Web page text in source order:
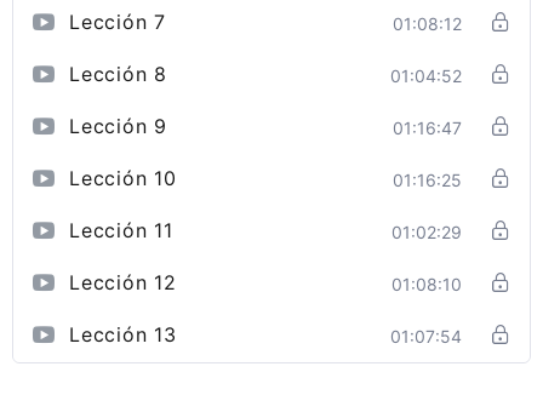
Lección 7 01:08:12
Lección 8 01:04:52
Lección 9 01:16:47
Lección 10 01:16:25
Lección 11 01:02:29
Lección 12 01:08:10
Lección 13 01:07:54